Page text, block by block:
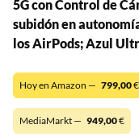
5G con Control de
subidón en
los AirPods; Azul
Hoy en Amazon — 799,00€
MediaMarkt — 949,00€